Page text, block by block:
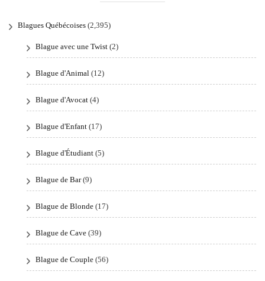
Blagues Québécoises (2,395)
Blague avec une Twist (2)
Blague d'Animal (12)
Blague d'Avocat (4)
Blague d'Enfant (17)
Blague d'Étudiant (5)
Blague de Bar(9)
Blague de Blonde (17)
Blague de Cave (39)
Blague de Couple (56)